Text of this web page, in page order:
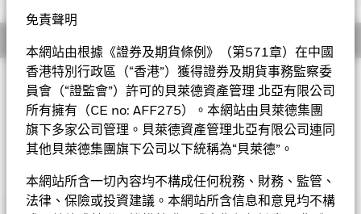
免責聲明
本網站由根據《證券及期貨條例》（第571章）在中國
香港特別行政區（“香港”）獲得證券及期貨事務監察委
員會（“證監會”）許可的貝萊德資產管理 北亞有限公司
所有擁有（CE no: AFF275）。本網站由貝萊德集團
旗下多家公司管理。貝萊德資產管理北亞有限公司連同
其他貝萊德集團旗下公司以下統稱為“貝萊德”。
本網站所含一切內容均不構成任何稅務、財務、監管、
法律、保險或投資建議。本網站所含信息和意見均不構
•10股份類別
可產生更多可供分派的收入。然而，這些股份實際上可能從資本派
付股息，可能相等於投資者獲得部分原投資額回報或資本收益。所
有宣派股息均會導致股份於除息日的每股資產淨值即時減少。
• 基金可運用衍生工具作對沖及投資用途。然而，不會廣泛用作
投資用途。基金在使用衍生工具時可能蒙受損失。
• 基金價值可升可跌，且可於短期內反覆，投資者或有可能損失
一定程度的投資金額。
產品資料概要以了解風險因素等詳情。
概要
投資目標
日本中小型企業特別時機基金以盡量提高總回報為目標。基金將
不少於70%的總資產投資於在日本註冊或從事大部份經濟活動的
中小型市值公司之股本證券。中小型市值公司指於購入時在日本
股票市場的市值排名位於最低的30%的公司。
貝萊德日本中小型企業特別時機基金